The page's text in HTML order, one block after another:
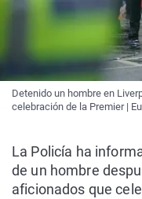
Detenido un hombre en
celebración de la Premier |
La Policía ha
de un hombre
aficionados que